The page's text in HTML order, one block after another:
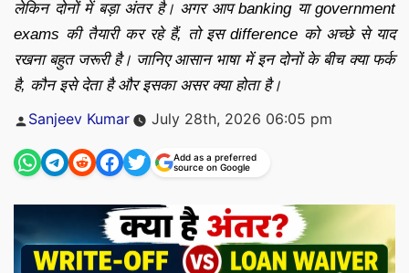
लेकिन दोनों में बड़ा अंतर है। अगर आप banking या government
exams की तैयारी कर रहे हैं, तो इस difference को अच्छे से याद
रखना बहुत जरूरी है। जानिए आसान भाषा में इन दोनों के बीच क्या फर्क
है, कौन इसे देता है और इसका असर क्या होता है।
Posted
Sanjeev Kumar July 28th, 2026 06:05 pm
Add as a preferred
source on Google